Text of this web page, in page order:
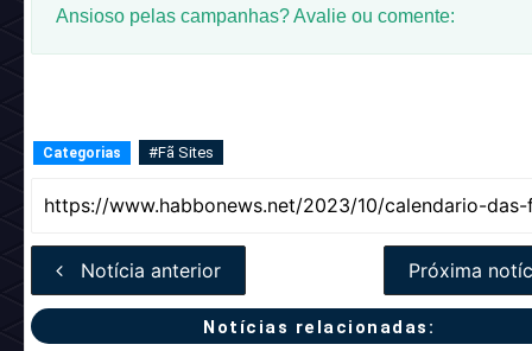
Ansioso pelas campanhas? Avalie ou comente:
Categorias #Fã Sites
Notícia anterior Próxima
Notícias relacionadas: